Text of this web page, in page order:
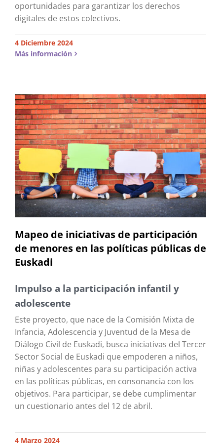
oportunidades para garantizar los derechos
digitales de estos colectivos.
4 Diciembre 2024
Más información
Mapeo de iniciativas de participación
de menores en las políticas públicas de
Euskadi
Impulso a la participación infantil y
adolescente
Este proyecto, que nace de la Comisión Mixta de
Infancia, Adolescencia y Juventud de la Mesa de
Diálogo Civil de Euskadi, busca iniciativas del Tercer
Sector Social de Euskadi que empoderen a niños,
niñas y adolescentes para su participación activa
en las políticas públicas, en consonancia con los
objetivos. Para participar, se debe cumplimentar
un cuestionario antes del 12 de abril.
4 Marzo 2024